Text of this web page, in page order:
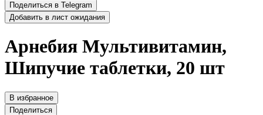
Поделиться в Telegram
Добавить в лист ожидания
Арнебия Мультивитамин,
Шипучие таблетки, 20 шт
В избранное
Поделиться